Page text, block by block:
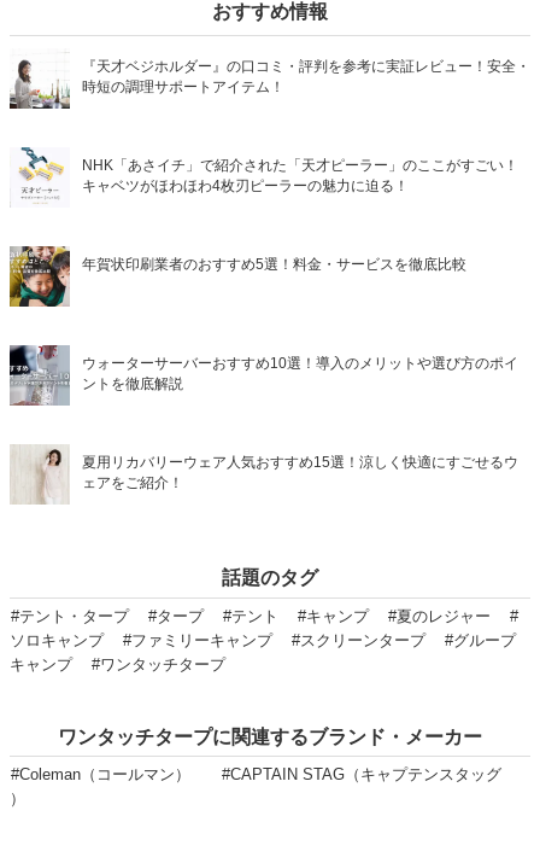
おすすめ情報
『天才ベジホルダー』の口コミ・評判を参考に実証レビュー！安全・
時短の調理サポートアイテム！
NHK「あさイチ」で紹介された「天才ピーラー」のここがすごい！
キャベツがほわほわ4枚刃ピーラーの魅力に迫る！
年賀状印刷業者のおすすめ5選！料金・サービスを徹底比較
ウォーターサーバーおすすめ10選！導入のメリットや選び方のポイ
ントを徹底解説
夏用リカバリーウェア人気おすすめ15選！涼しく快適にすごせるウ
ェアをご紹介！
話題のタグ
#テント・タープ #タープ #テント #キャンプ #夏のレジャー
#
ソロキャンプ
#ファミリーキャンプ #スクリーンタープ
#グループ
キャンプ
#ワンタッチタープ
ワンタッチタープに関連するブランド・メーカー
#Coleman（コールマン）
#CAPTAIN STAG（キャプテンスタッグ
）